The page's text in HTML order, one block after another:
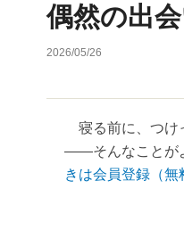
偶然の出
2026/05/26
寝る前に、つけ
――そんなことが
きは会員登録（